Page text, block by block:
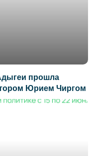
прошла
Юрием Чиргом